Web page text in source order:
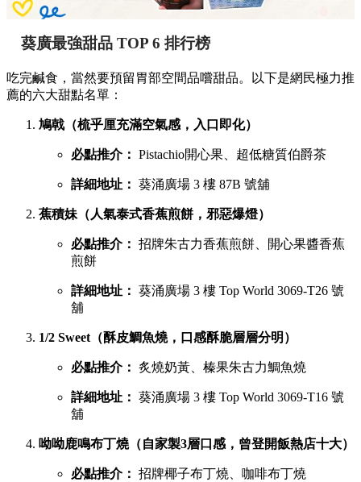
葵廣最強甜品 TOP 6 排行榜
吃完鹹食，當然要預留胃部空間品嚐甜品。以下是網民極力推
薦的六大甜點名單：
鳩戟（梳乎厘充滿空氣感，入口即化）
必點推介： Pistachio開心果、超低糖質伯爵茶
詳細地址： 葵涌廣場 3 樓 87B 號舖
蕉積妹（人氣泰式香蕉煎餅，邪惡爆燈）
必點推介： 招牌朱古力香蕉煎餅、開心果醬香蕉
煎餅
詳細地址： 葵涌廣場 3 樓 Top World 3069-T26 號
舖
1/2 Sweet（酥皮鯛魚燒，口感酥脆層層分明）
必點推介： 炙燒奶黃、榛果朱古力鯛魚燒
詳細地址： 葵涌廣場 3 樓 Top World 3069-T16 號
舖
呦呦鹿鳴布丁燒（自家製3層口感，曾登開飯熱店十大）
必點推介： 招牌椰子布丁燒、咖啡布丁燒